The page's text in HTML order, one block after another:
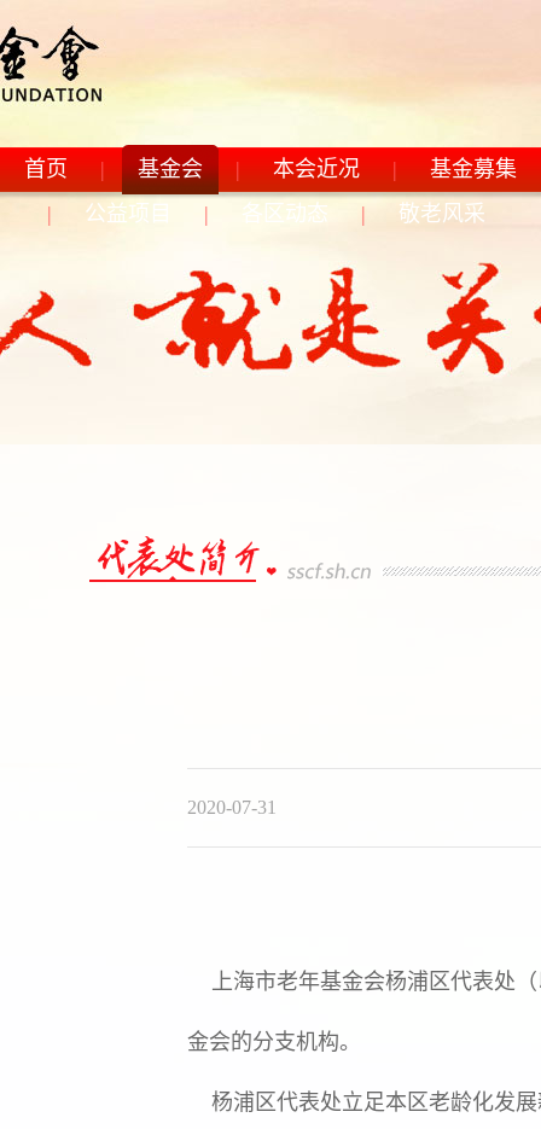
首页 | 基金会 | 本会近况 |
基金募集
|
公益项目 | 各区动态 | 敬老风采
2020-07-31
上海市老年基金会杨浦区代表处（
金会的分支机构。
杨浦区代表处立足本区老龄化发展